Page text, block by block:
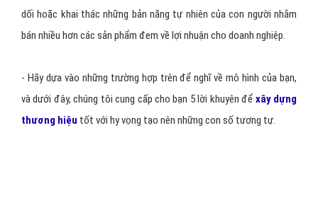
dối hoặc khai thác những bản năng tự nhiên của con người nhằm
bán nhiều hơn các sản phẩm đem về lợi nhuận cho doanh nghiệp.
- Hãy dựa vào những trường hợp trên để nghĩ về mô hình của bạn,
và dưới đây, chúng tôi cung cấp cho bạn 5 lời khuyên để xây dựng
thương hiệu tốt với hy vọng tạo nên những con số tương tự.